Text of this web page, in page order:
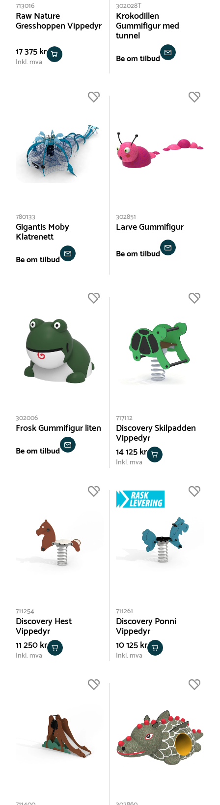
713016
Raw Nature
Gresshoppen Vippedyr
17 375 kr
Inkl. mva
302028T
Krokodillen
Gummifigur med
tunnel
Be om tilbud
780133
Gigantis Moby
Klatrenett
Be om tilbud
302851
Larve Gummifigur
Be om tilbud
302006
Frosk Gummifigur liten
Be om tilbud
717112
Discovery Skilpadden
Vippedyr
14 125 kr
Inkl. mva
711254
Discovery Hest
Vippedyr
11 250 kr
Inkl. mva
711261
Discovery Ponni
Vippedyr
10 125 kr
Inkl. mva